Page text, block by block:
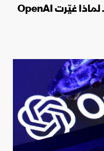
Sol وTerra بإتاحة محدودة.. لماذا غيّرت OpenAI